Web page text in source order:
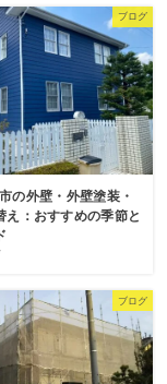
ブログ
の外壁・外壁塗装・
え：おすすめの季節と
ブログ